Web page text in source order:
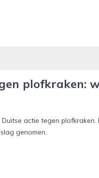
plofkraken:
actie tegen plofkraken.
genomen.